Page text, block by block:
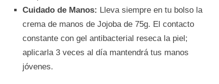
Cuidado de Manos: Lleva siempre en tu bolso la
crema de manos de Jojoba de 75g. El contacto
constante con gel antibacterial reseca la piel;
aplicarla 3 veces al día mantendrá tus manos
jóvenes.